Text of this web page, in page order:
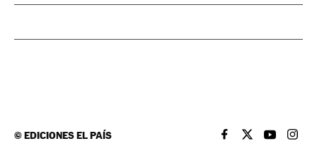
©EDICIONES EL PAÍS EL PAÍS BRASIL EN
EL PAÍSEL PAÍS
EL